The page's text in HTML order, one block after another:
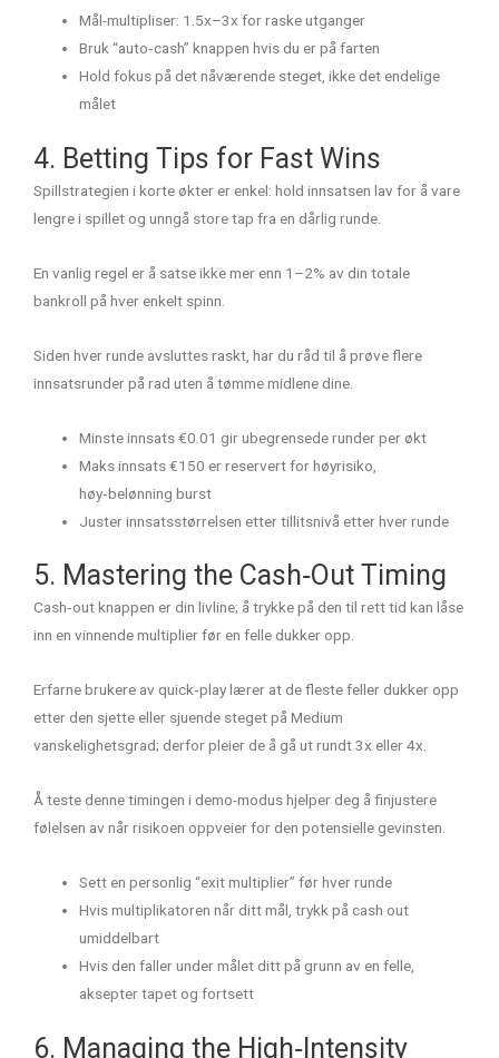
Mål-multipliser: 1.5x–3x for raske utganger
Bruk “auto‑cash” knappen hvis du er på farten
Hold fokus på det nåværende steget, ikke det endelige
målet
4. Betting Tips for Fast Wins
Spillstrategien i korte økter er enkel: hold innsatsen lav for å vare
lengre i spillet og unngå store tap fra en dårlig runde.
En vanlig regel er å satse ikke mer enn 1–2% av din totale
bankroll på hver enkelt spinn.
Siden hver runde avsluttes raskt, har du råd til å prøve flere
innsatsrunder på rad uten å tømme midlene dine.
Minste innsats €0.01 gir ubegrensede runder per økt
Maks innsats €150 er reservert for høyrisiko,
høy‑belønning burst
Juster innsatsstørrelsen etter tillitsnivå etter hver runde
5. Mastering the Cash‑Out Timing
Cash‑out knappen er din livline; å trykke på den til rett tid kan låse
inn en vinnende multiplier før en felle dukker opp.
Erfarne brukere av quick‑play lærer at de fleste feller dukker opp
etter den sjette eller sjuende steget på Medium
vanskelighetsgrad; derfor pleier de å gå ut rundt 3x eller 4x.
Å teste denne timingen i demo-modus hjelper deg å finjustere
følelsen av når risikoen oppveier for den potensielle gevinsten.
Sett en personlig “exit multiplier” før hver runde
Hvis multiplikatoren når ditt mål, trykk på cash out
umiddelbart
Hvis den faller under målet ditt på grunn av en felle,
aksepter tapet og fortsett
6. Managing the High‑Intensity